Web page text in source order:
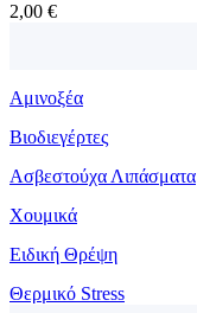
2,00 €
Αμινοξέα
Βιοδιεγέρτες
Ασβεστούχα Λιπάσματα
Χουμικά
Ειδική Θρέψη
Θερμικό Stress